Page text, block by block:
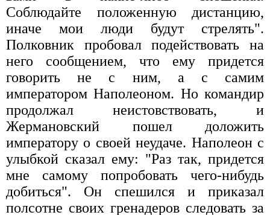
Соблюдайте положенную дистанцию,
иначе мои люди будут стрелять".
Полковник пробовал подействовать на
него сообщением, что ему придется
говорить не с ним, а с самим
императором Наполеоном. Но командир
продолжал неистовствовать, и
Жермановский пошел доложить
императору о своей неудаче. Наполеон с
улыбкой сказал ему: "Раз так, придется
мне самому попробовать чего-нибудь
добиться". Он спешился и приказал
полсотне своих гренадеров следовать за